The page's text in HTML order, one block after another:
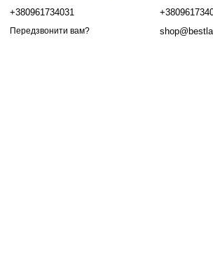
+380961734031
Передзвонити вам?